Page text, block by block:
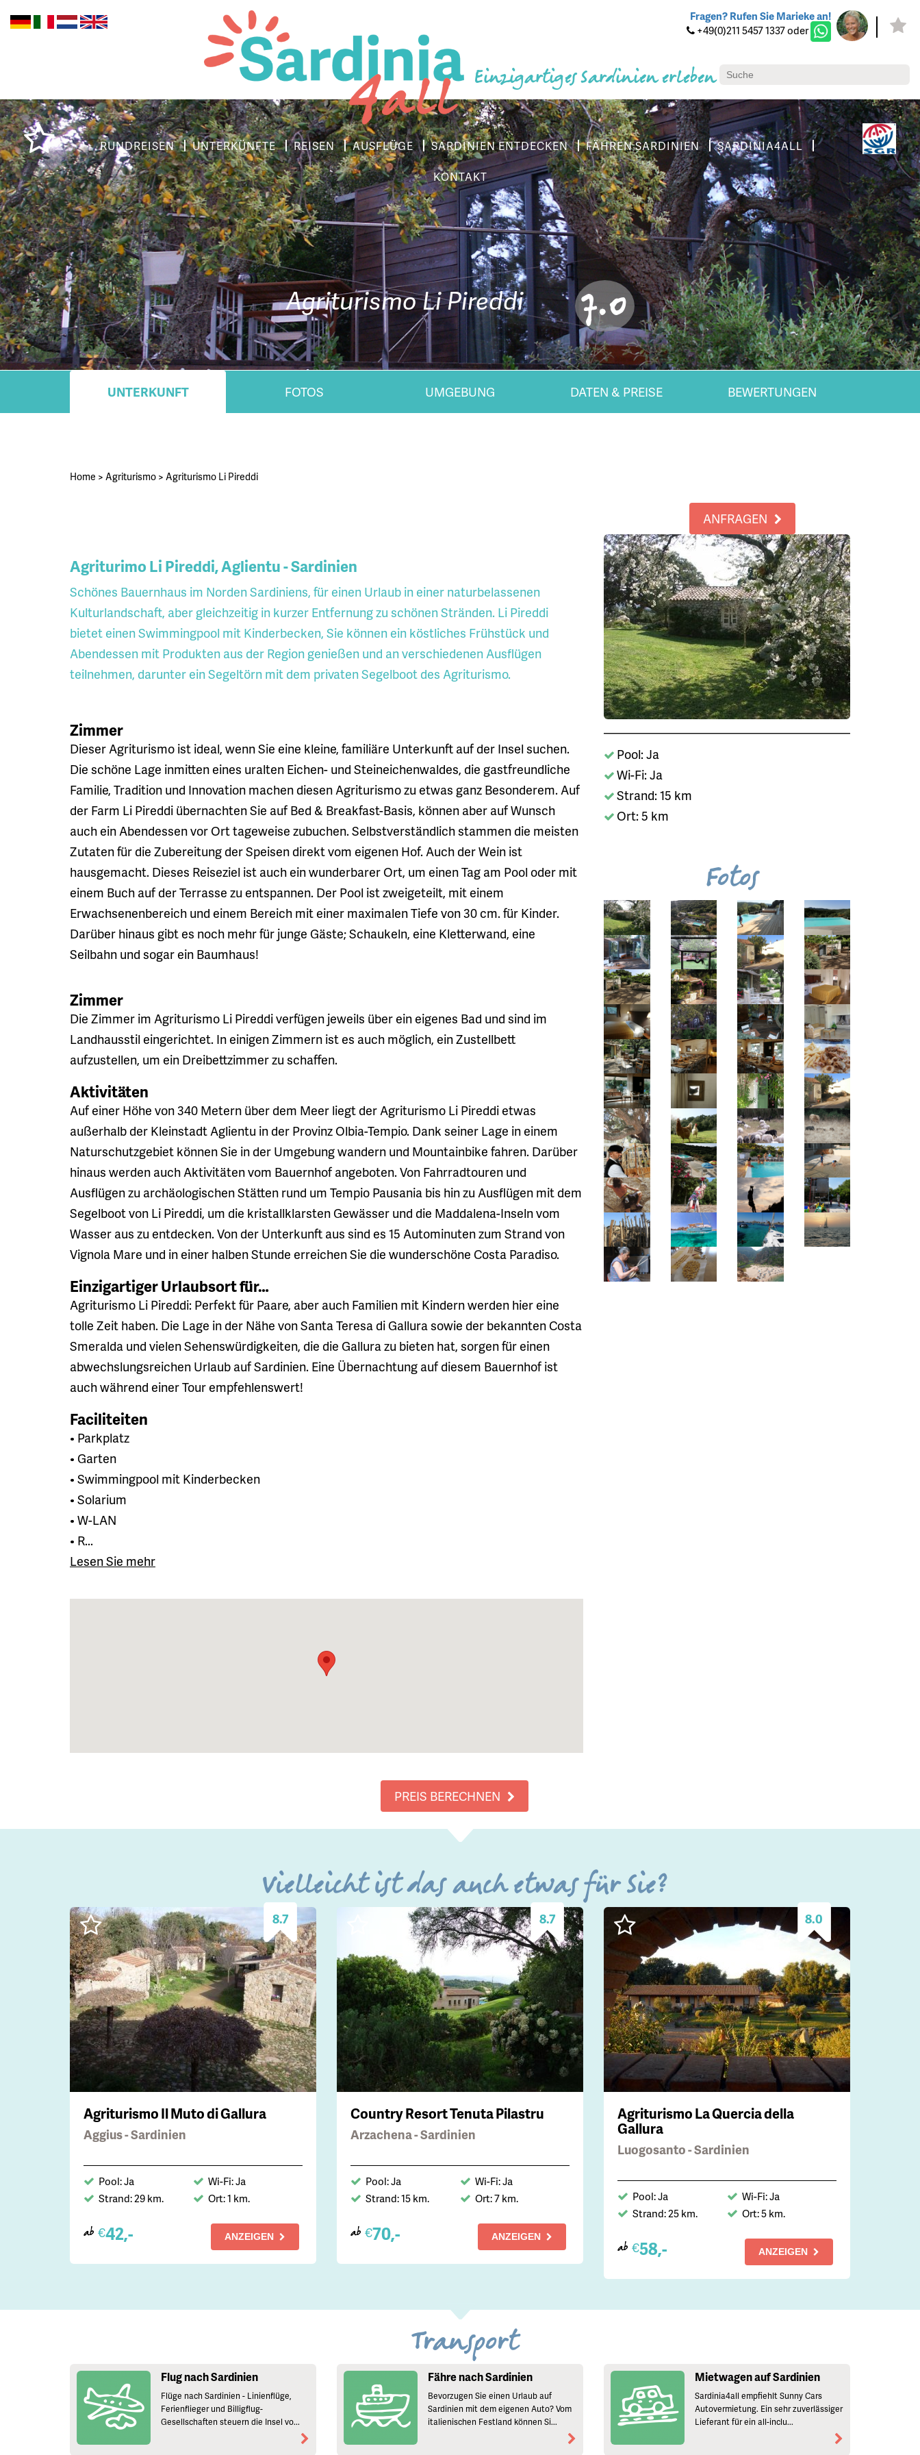
Fragen? Rufen Sie Marieke an!
+49(0)211 5457 1337 oder
Einzigartiges Sardinien erleben
RUNDREISEN UNTERKÜNFTE REISEN AUSFLÜGE SARDINIEN ENTDECKEN FÄHREN SARDINIEN
SARDINIA4ALL
KONTAKT
Agriturismo Li Pireddi 7.0
UNTERKUNFT FOTOS UMGEBUNG DATEN & PREISE BEWERTUNGEN
Home > Agriturismo > Agriturismo Li Pireddi
ANFRAGEN
Agriturimo Li Pireddi, Aglientu - Sardinien
Schönes Bauernhaus im Norden Sardiniens, für einen Urlaub in einer naturbelassenen
Kulturlandschaft, aber gleichzeitig in kurzer Entfernung zu schönen Stränden. Li Pireddi
bietet einen Swimmingpool mit Kinderbecken, Sie können ein köstliches Frühstück und
Abendessen mit Produkten aus der Region genießen und an verschiedenen Ausflügen
teilnehmen, darunter ein Segeltörn mit dem privaten Segelboot des Agriturismo.
Zimmer
Dieser Agriturismo ist ideal, wenn Sie eine kleine, familiäre Unterkunft auf der Insel suchen.
Die schöne Lage inmitten eines uralten Eichen- und Steineichenwaldes, die gastfreundliche
Familie, Tradition und Innovation machen diesen Agriturismo zu etwas ganz Besonderem. Auf
der Farm Li Pireddi übernachten Sie auf Bed & Breakfast-Basis, können aber auf Wunsch
auch ein Abendessen vor Ort tageweise zubuchen. Selbstverständlich stammen die meisten
Zutaten für die Zubereitung der Speisen direkt vom eigenen Hof. Auch der Wein ist
hausgemacht. Dieses Reiseziel ist auch ein wunderbarer Ort, um einen Tag am Pool oder mit
einem Buch auf der Terrasse zu entspannen. Der Pool ist zweigeteilt, mit einem
Erwachsenenbereich und einem Bereich mit einer maximalen Tiefe von 30 cm. für Kinder.
Darüber hinaus gibt es noch mehr für junge Gäste; Schaukeln, eine Kletterwand, eine
Seilbahn und sogar ein Baumhaus!
Zimmer
Die Zimmer im Agriturismo Li Pireddi verfügen jeweils über ein eigenes Bad und sind im
Landhausstil eingerichtet. In einigen Zimmern ist es auch möglich, ein Zustellbett
aufzustellen, um ein Dreibettzimmer zu schaffen.
Aktivitäten
Auf einer Höhe von 340 Metern über dem Meer liegt der Agriturismo Li Pireddi etwas
außerhalb der Kleinstadt Aglientu in der Provinz Olbia-Tempio. Dank seiner Lage in einem
Naturschutzgebiet können Sie in der Umgebung wandern und Mountainbike fahren. Darüber
hinaus werden auch Aktivitäten vom Bauernhof angeboten. Von Fahrradtouren und
Ausflügen zu archäologischen Stätten rund um Tempio Pausania bis hin zu Ausflügen mit dem
Segelboot von Li Pireddi, um die kristallklarsten Gewässer und die Maddalena-Inseln vom
Wasser aus zu entdecken. Von der Unterkunft aus sind es 15 Autominuten zum Strand von
Vignola Mare und in einer halben Stunde erreichen Sie die wunderschöne Costa Paradiso.
Einzigartiger Urlaubsort für…
Agriturismo Li Pireddi: Perfekt für Paare, aber auch Familien mit Kindern werden hier eine
tolle Zeit haben. Die Lage in der Nähe von Santa Teresa di Gallura sowie der bekannten Costa
Smeralda und vielen Sehenswürdigkeiten, die die Gallura zu bieten hat, sorgen für einen
abwechslungsreichen Urlaub auf Sardinien. Eine Übernachtung auf diesem Bauernhof ist
auch während einer Tour empfehlenswert!
Faciliteiten
• Parkplatz
• Garten
• Swimmingpool mit Kinderbecken
• Solarium
• W-LAN
• R...
Lesen Sie mehr
PREIS BERECHNEN
Pool: Ja
Wi-Fi: Ja
Strand: 15 km
Ort: 5 km
Fotos
Vielleicht ist das auch etwas für Sie?
8.7
Agriturismo Il Muto di Gallura
Aggius - Sardinien
Pool: Ja
Wi-Fi: Ja
Strand: 29 km.
Ort: 1 km.
ab €42,- ANZEIGEN
8.7
Country Resort Tenuta Pilastru
Arzachena - Sardinien
Pool: Ja
Wi-Fi: Ja
Strand: 15 km.
Ort: 7 km.
ab €70,- ANZEIGEN
8.0
Agriturismo La Quercia della
Gallura
Luogosanto - Sardinien
Pool: Ja
Wi-Fi: Ja
Strand: 25 km.
Ort: 5 km.
ab €58,- ANZEIGEN
Transport
Flug nach Sardinien
Flüge nach Sardinien - Linienflüge,
Ferienflieger und Billigflug-
Gesellschaften steuern die Insel vo...
Fähre nach Sardinien
Bevorzugen Sie einen Urlaub auf
Sardinien mit dem eigenen Auto? Vom
italienischen Festland können Si...
Mietwagen auf Sardinien
Sardinia4all empfiehlt Sunny Cars
Autovermietung. Ein sehr zuverlässiger
Lieferant für ein all-inclu...